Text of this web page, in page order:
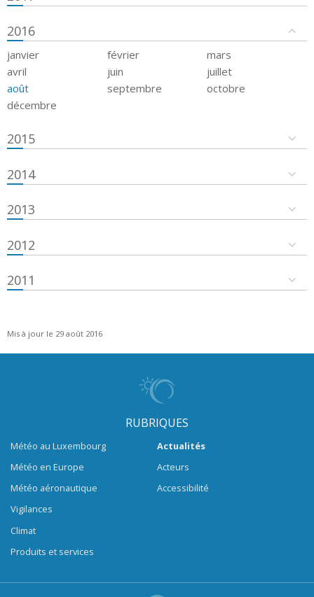
2016
janvier février
mars
avril
juin
juillet
août
septembre
octobre
décembre
2015
2014
2013
2012
2011
Mis à jour le 29 août 2016
RUBRIQUES
Météo au Luxembourg
Météo en Europe
Météo aéronautique
Vigilances
Climat
Produits et services
Actualités
Acteurs
Accessibilité